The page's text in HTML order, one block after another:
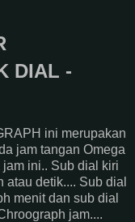
DIAL -
ini merupakan
jam tangan Omega
ini.. Sub dial kiri
detik.... Sub dial
menit dan sub dial
jam....